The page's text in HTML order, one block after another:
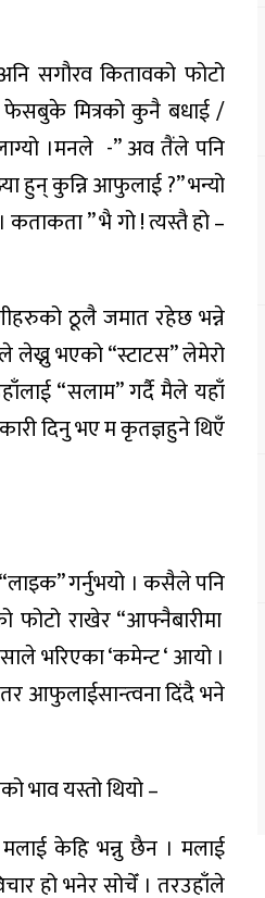
सगौरव कितावको फोटो
फेसबुके मित्रकोकुनै बधाई/
।मनले -”अवतैंलेपनि
हुन्कुन्निआफुलाई?”भन्यो
। कताकता”भैगो!त्यस्तैहो–
ठूलैजमातरहेछभन्ने
लेख्नुभएको“स्टाटस”लेमेरो
“सलाम”गर्दैमैलेयहाँ
दिनुभएमकृतज्ञहुनेथिएँ
लाइक”गर्नुभयो । कसैलेपनि
फोटो राखेर“आफ्नैबारीमा
भरिएका‘कमेन्ट‘आयो ।
तरआफुलाईसान्त्वनादिंदैभने
भावयस्तोथियो–
मलाई केहि भन्नु छैन । मलाई
होभनेरसोचेँ । तरउहाँले